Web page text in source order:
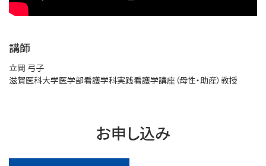
講師
立岡 弓子
滋賀医科大学医学部看護学科実践看護学講座（母性・助産）教授
お申し込み